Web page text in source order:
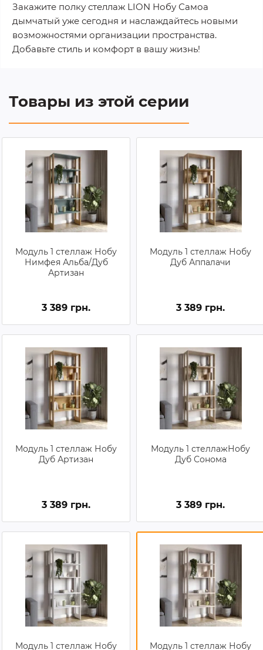
Закажите полку стеллаж LION Нобу Самоа
дымчатый уже сегодня и наслаждайтесь новыми
возможностями организации пространства.
Добавьте стиль и комфорт в вашу жизнь!
Товары из этой серии
Модуль 1 стеллаж Нобу
Нимфея Альба/Дуб
Артизан
3 389 грн.
Модуль 1 стеллаж Нобу
Дуб Аппалачи
3 389 грн.
Модуль 1 стеллаж Нобу
Дуб Артизан
3 389 грн.
Модуль 1 стеллажНобу
Дуб Сонома
3 389 грн.
Модуль 1 стеллаж Нобу Модуль 1 стеллаж Нобу